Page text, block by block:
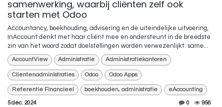
samenwerking, waarbij cliënten zelf ook
starten met Odoo
Accountancy, boekhouding, advisering en de uiteindelijke uitvoering,
InAccount denkt met haar cliënt mee en ondersteunt in de breedste
zin van het woord zodat doelstellingen worden verwezenlijkt: same...
AccountView Administratie Administratiekantoren
Clientenadministraties Odoo Odoo Apps
Referentie Financieel boekhouden, administratie eAccounting
5 dec. 2024 0 956